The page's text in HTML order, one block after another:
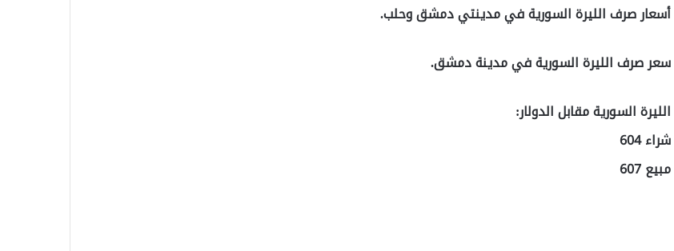
أسعار صرف الليرة السورية في مدينتي دمشق وحلب.
سعر صرف الليرة السورية في مدينة دمشق.
الليرة السورية مقابل الدولار:
شراء 604
مبيع 607